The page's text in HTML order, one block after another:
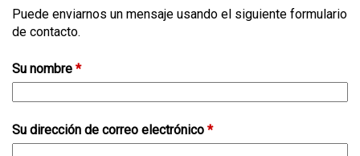
Puede enviarnos un mensaje usando el siguiente formulario
de contacto.
Su nombre *
Su dirección de correo electrónico *